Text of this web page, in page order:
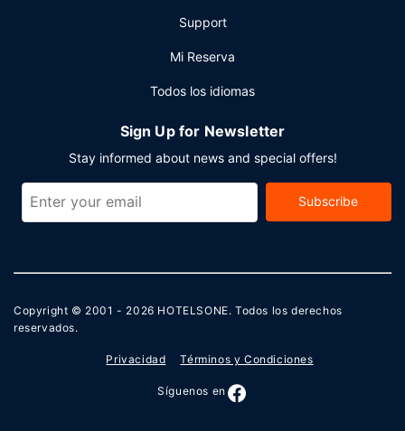
Support
Mi Reserva
Todos los idiomas
Sign Up for Newsletter
Stay informed about news and special offers!
Subscribe
Copyright © 2001 - 2026 HOTELSONE. Todos los derechos
reservados.
Privacidad Términos y Condiciones
Síguenos en